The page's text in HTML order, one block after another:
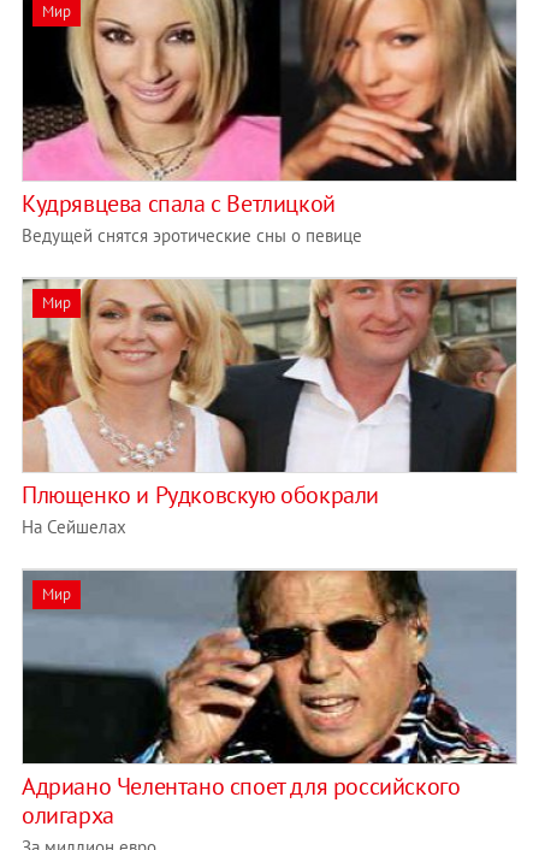
Мир
Кудрявцева спала с Ветлицкой
Ведущей снятся эротические сны о певице
Мир
Плющенко и Рудковскую обокрали
На Сейшелах
Мир
Адриано Челентано споет для российского
олигарха